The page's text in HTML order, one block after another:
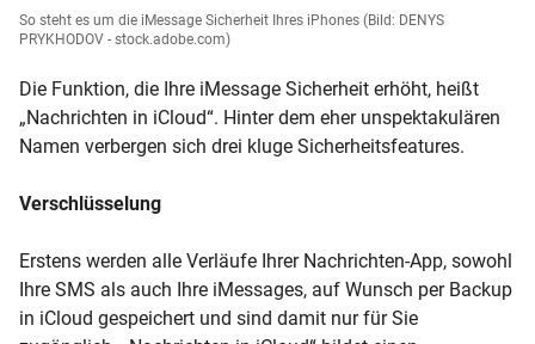
So steht es um die iMessage Sicherheit Ihres iPhones (Bild: DENYS
PRYKHODOV - stock.adobe.com)
Die Funktion, die Ihre iMessage Sicherheit erhöht, heißt
„Nachrichten in iCloud“. Hinter dem eher unspektakulären
Namen verbergen sich drei kluge Sicherheitsfeatures.
Verschlüsselung
Erstens werden alle Verläufe Ihrer Nachrichten-App, sowohl
Ihre SMS als auch Ihre iMessages, auf Wunsch per Backup
in iCloud gespeichert und sind damit nur für Sie